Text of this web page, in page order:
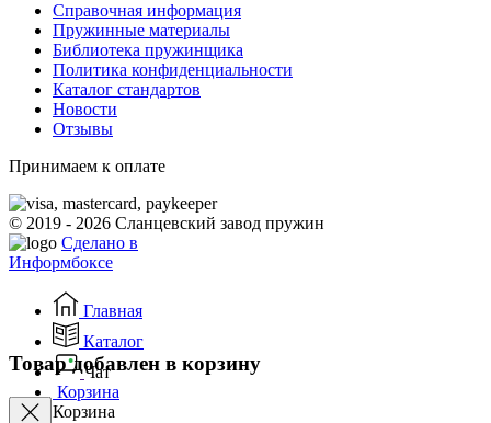
Справочная информация
Пружинные материалы
Библиотека пружинщика
Политика конфиденциальности
Каталог стандартов
Новости
Отзывы
Принимаем к оплате
© 2019 - 2026 Сланцевский завод пружин
Сделано в
Информбоксе
Главная
Каталог
Чат
Корзина
Корзина
Товар добавлен в корзину